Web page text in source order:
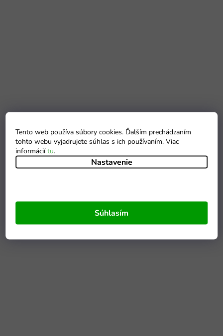
Tento web používa súbory cookies. Ďalším prechádzaním
tohto webu vyjadrujete súhlas s ich používaním. Viac
informáciítu.
Nastavenie
Súhlasím